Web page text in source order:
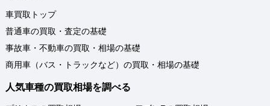
車買取トップ
普通車の買取・査定の基礎
事故車・不動車の買取・相場の基礎
商用車（バス・トラックなど）の買取・相場の基礎
人気車種の買取相場を調べる